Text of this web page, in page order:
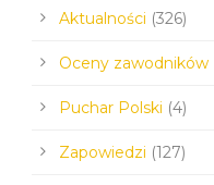
Aktualności (326)
Oceny zawodników
Puchar Polski (4)
Zapowiedzi (127)